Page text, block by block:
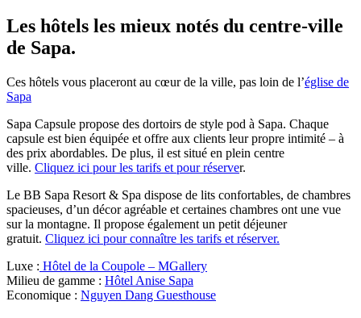
Les hôtels les mieux notés du centre-ville
de Sapa.
Ces hôtels vous placeront au cœur de la ville, pas loin de l’église de
Sapa
Sapa Capsule propose des dortoirs de style pod à Sapa. Chaque
capsule est bien équipée et offre aux clients leur propre intimité – à
des prix abordables. De plus, il est situé en plein centre
ville. Cliquez ici pour les tarifs et pour réserver.
Le BB Sapa Resort & Spa dispose de lits confortables, de chambres
spacieuses, d’un décor agréable et certaines chambres ont une vue
sur la montagne. Il propose également un petit déjeuner
gratuit. Cliquez ici pour connaître les tarifs et réserver.
Luxe : Hôtel de la Coupole – MGallery
Milieu de gamme : Hôtel Anise Sapa
Economique : Nguyen Dang Guesthouse